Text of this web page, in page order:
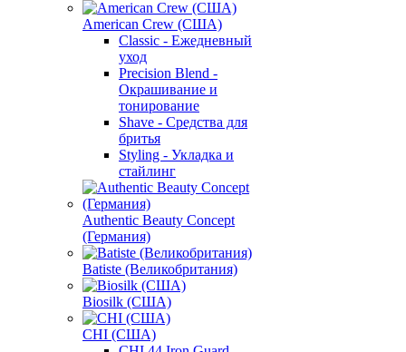
American Crew (США)
Classic - Ежедневный
уход
Precision Blend -
Окрашивание и
тонирование
Shave - Средства для
бритья
Styling - Укладка и
стайлинг
Authentic Beauty Concept
(Германия)
Batiste (Великобритания)
Biosilk (США)
CHI (США)